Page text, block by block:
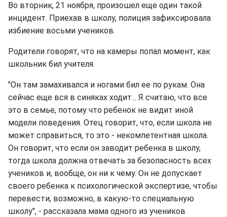
Во вторник, 21 ноября, произошел еще один такой
инцидент. Приехав в школу, полиция зафиксировала
избиение восьми учеников.
Родители говорят, что на камеры попал момент, как
школьник бил учителя.
"Он там замахивался и ногами бил ее по рукам. Она
сейчас еще вся в синяках ходит... Я считаю, что все
это в семье, потому что ребенок не видит иной
модели поведения. Отец говорит, что, если школа не
может справиться, то это - некомпетентная школа.
Он говорит, что если он заводит ребенка в школу,
тогда школа должна отвечать за безопасность всех
учеников и, вообще, он ни к чему. Он не допускает
своего ребенка к психологической экспертизе, чтобы
перевести, возможно, в какую-то специальную
школу", - рассказала мама одного из учеников